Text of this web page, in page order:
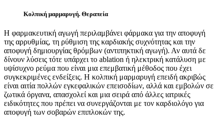
Κολπική μαρμαρυγή. Θεραπεία
Η φαρμακευτική αγωγή περιλαμβάνει φάρμακα για την αποφυγή
της αρρυθμίας, τη ρύθμιση της καρδιακής συχνότητας και την
αποφυγή δημιουργίας θρόμβων (αντιπηκτική αγωγή). Αν αυτά δε
δίνουν λύσεις τότε υπάρχει το ablation ή ηλεκτρική κατάλυση με
υψίσυχνο ρεύμα που είναι μια επεμβατική μέθοδος που έχει
συγκεκριμένες ενδείξεις. Η κολπική μαρμαρυγή επειδή ακριβώς
είναι αιτία πολλών εγκεφαλικών επεισοδίων, αλλά και εμβολών σε
ζωτικά όργανα, απασχολεί και μια σειρά από άλλες ιατρικές
ειδικότητες που πρέπει να συνεργάζονται με τον καρδιολόγο για
αποφυγή των σοβαρών επιπλοκών της.